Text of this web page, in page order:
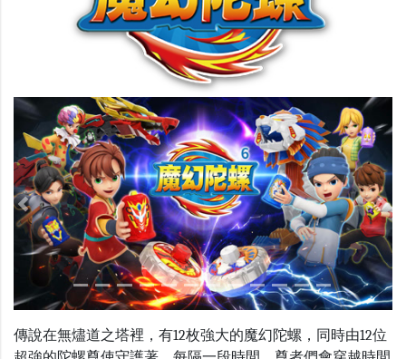
Previous
傳說在無燼道之塔裡，有12枚強大的魔幻陀螺，同時由12位